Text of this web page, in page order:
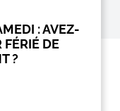
: AVEZ-
DE
?